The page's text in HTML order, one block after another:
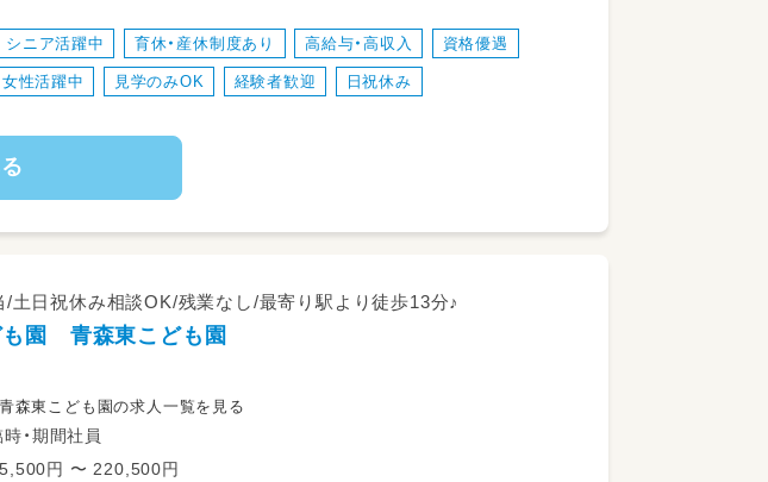
シニア活躍中 育休・産休制度あり 高給与・高収入 資格優遇
女性活躍中 見学のみOK 経験者歓迎 日祝休み
土日祝休み相談OK/残業なし/最寄り駅より徒歩13分♪
も園 青森東こども園
森東こども園の求人一覧を見る
時・期間社員
円 〜 220,500円